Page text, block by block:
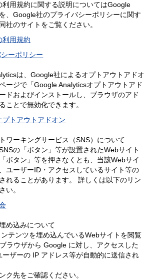
利用規約に関する説明についてはGoogle
、Google社のプライバシーポリシーに関す
社のサイトをご覧ください。
利用規約
ーポリシー
は、Google社によるオプトアウトアドオ
ージで「Google Analyticsオプトアウトアド
ドおよびインストールし、ブラウザのアド
ことで無効化できます。
トアウトアドオン
ワーキングサービス（SNS）について
の「ボタン」等が設置されたWebサイト
ボタン」等を押さなくとも、当該Webサイ
ユーザーID・アクセスしているサイト等の
れることがあります。 詳しくは以下のリン
い。
め込みについて
テンツを埋め込んでいるWebサイトを閲覧
ラウザから Google に対し、アクセスした
ーザーの IP アドレス等が自動的に送信され
ク先をご確認ください。